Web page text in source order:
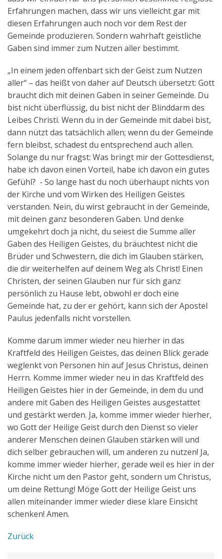
Erfahrungen machen, dass wir uns vielleicht gar mit
diesen Erfahrungen auch noch vor dem Rest der
Gemeinde produzieren. Sondern wahrhaft geistliche
Gaben sind immer zum Nutzen aller bestimmt.
„In einem jeden offenbart sich der Geist zum Nutzen
aller“ – das heißt von daher auf Deutsch übersetzt: Gott
braucht dich mit deinen Gaben in seiner Gemeinde. Du
bist nicht überflüssig, du bist nicht der Blinddarm des
Leibes Christi. Wenn du in der Gemeinde mit dabei bist,
dann nützt das tatsächlich allen; wenn du der Gemeinde
fern bleibst, schadest du entsprechend auch allen.
Solange du nur fragst: Was bringt mir der Gottesdienst,
habe ich davon einen Vorteil, habe ich davon ein gutes
Gefühl? - So lange hast du noch überhaupt nichts von
der Kirche und vom Wirken des Heiligen Geistes
verstanden. Nein, du wirst gebraucht in der Gemeinde,
mit deinen ganz besonderen Gaben. Und denke
umgekehrt doch ja nicht, du seiest die Summe aller
Gaben des Heiligen Geistes, du bräuchtest nicht die
Brüder und Schwestern, die dich im Glauben stärken,
die dir weiterhelfen auf deinem Weg als Christ! Einen
Christen, der seinen Glauben nur für sich ganz
persönlich zu Hause lebt, obwohl er doch eine
Gemeinde hat, zu der er gehört, kann sich der Apostel
Paulus jedenfalls nicht vorstellen.
Komme darum immer wieder neu hierher in das
Kraftfeld des Heiligen Geistes, das deinen Blick gerade
weglenkt von Personen hin auf Jesus Christus, deinen
Herrn. Komme immer wieder neu in das Kraftfeld des
Heiligen Geistes hier in der Gemeinde, in dem du und
andere mit Gaben des Heiligen Geistes ausgestattet
und gestärkt werden. Ja, komme immer wieder hierher,
wo Gott der Heilige Geist durch den Dienst so vieler
anderer Menschen deinen Glauben stärken will und
dich selber gebrauchen will, um anderen zu nutzen! Ja,
komme immer wieder hierher, gerade weil es hier in der
Kirche nicht um den Pastor geht, sondern um Christus,
um deine Rettung! Möge Gott der Heilige Geist uns
allen miteinander immer wieder diese klare Einsicht
schenken! Amen.
Zurück